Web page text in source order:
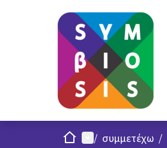
ΣπίτιΚυρίως μενού
/ συμμετέχω /